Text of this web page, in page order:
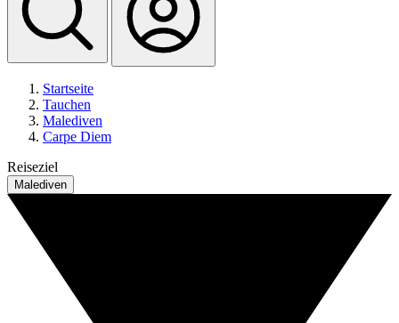
Startseite
Tauchen
Malediven
Carpe Diem
Reiseziel
Malediven